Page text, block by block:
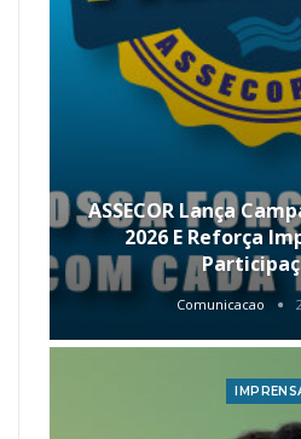
ASSECOR Lança
2026 E Reforça
Comunicacao